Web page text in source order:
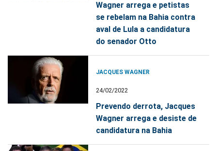
Wagner arrega e petistas
se rebelam na Bahia contra
aval de Lula a candidatura
do senador Otto
JACQUES WAGNER
24/02/2022
Prevendo derrota, Jacques
Wagner arrega e desiste de
candidatura na Bahia